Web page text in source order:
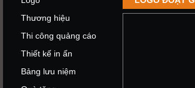
Thương hiệu
Thi công quảng cáo
Thiết kế in ấn
Bảng lưu niệm